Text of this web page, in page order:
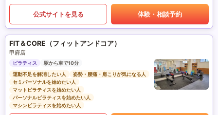
公式サイトを見る 体験・相談予約
FIT＆CORE（フィットアンドコア）
甲府店
ピラティス
駅から車で10分
運動不足を解消したい人
姿勢・腰痛・肩こりが気になる人
セミパーソナルを始めたい人
マットピラティスを始めたい人
パーソナルピラティスを始めたい人
マシンピラティスを始めたい人